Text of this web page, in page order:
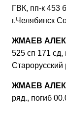
ГВК, пп-к 453
г.Челябинск
ЖМАЕВ
525 сп 171 сд,
Старорусский
ЖМАЕВ
ряд., погиб